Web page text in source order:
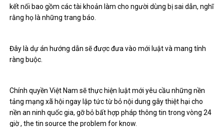
kết nối bao gồm các tài khoản làm cho người dùng bị sai dẫn, nghĩ
rằng họ là những trang báo.
Đây là dự án hướng dẫn sẽ được đưa vào mới luật và mang tính
ràng buộc.
Chính quyền Việt Nam sẽ thực hiện luật mới yêu cầu những nền
tảng mạng xã hội ngay lập tức từ bỏ nội dung gây thiệt hại cho
nền an ninh quốc gia, gỡ bỏ bất hợp pháp thông tin trong vòng 24
giờ , the tin source the problem for know.